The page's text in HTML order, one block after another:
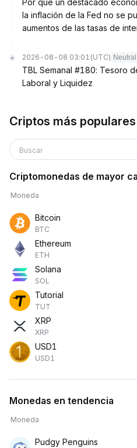
Por qué un destacado
la inflación de la Fed no se
aumentos de las tasas de
2026-08-08 03:01 (UTC) Neutral
TBL Semanal #180: Tesoro
Laboral y Liquidez
Criptos más populares
Buscar
Criptomonedas de mayor
Moneda
Bitcoin
BTC
Ethereum
ETH
Solana
SOL
Tutorial
TUT
XRP
XRP
USD1
USD1
Monedas en tendencia
Moneda
Pudgy Penguins